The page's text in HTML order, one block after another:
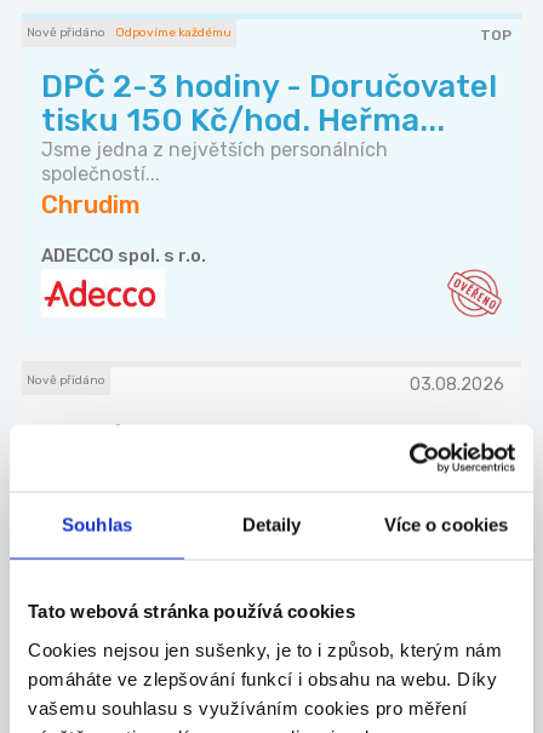
Souhlas Detaily Více o cookies
Tato webová stránka používá cookies
Cookies nejsou jen sušenky, je to i způsob, kterým nám
pomáháte ve zlepšování funkcí i obsahu na webu. Díky
vašemu souhlasu s využíváním cookies pro měření
Nově přidáno Odpovíme každému TOP
DPČ 2-3 hodiny - Doručovatel
tisku 150 Kč/hod. Heřma...
Jsme jedna z největších personálních
společností...
Chrudim
ADECCO spol. s r.o.
Nově přidáno 03.08.2026
mas...
Třemošnice
ZEMAN maso-uzeniny, a.s.